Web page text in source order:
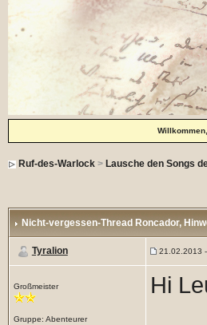
Ruf-des-Warlock> Lausche den Songs
Nicht-vergessen-Thread Roncador,
Tyralion 21.02.2013
Großmeister
Gruppe: Abenteurer
Hi